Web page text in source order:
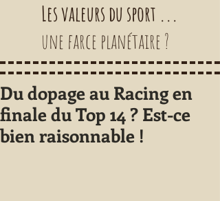
Les valeurs du sport ...
une farce planétaire ?
Du dopage au Racing en
finale du Top 14 ? Est-ce
bien raisonnable !